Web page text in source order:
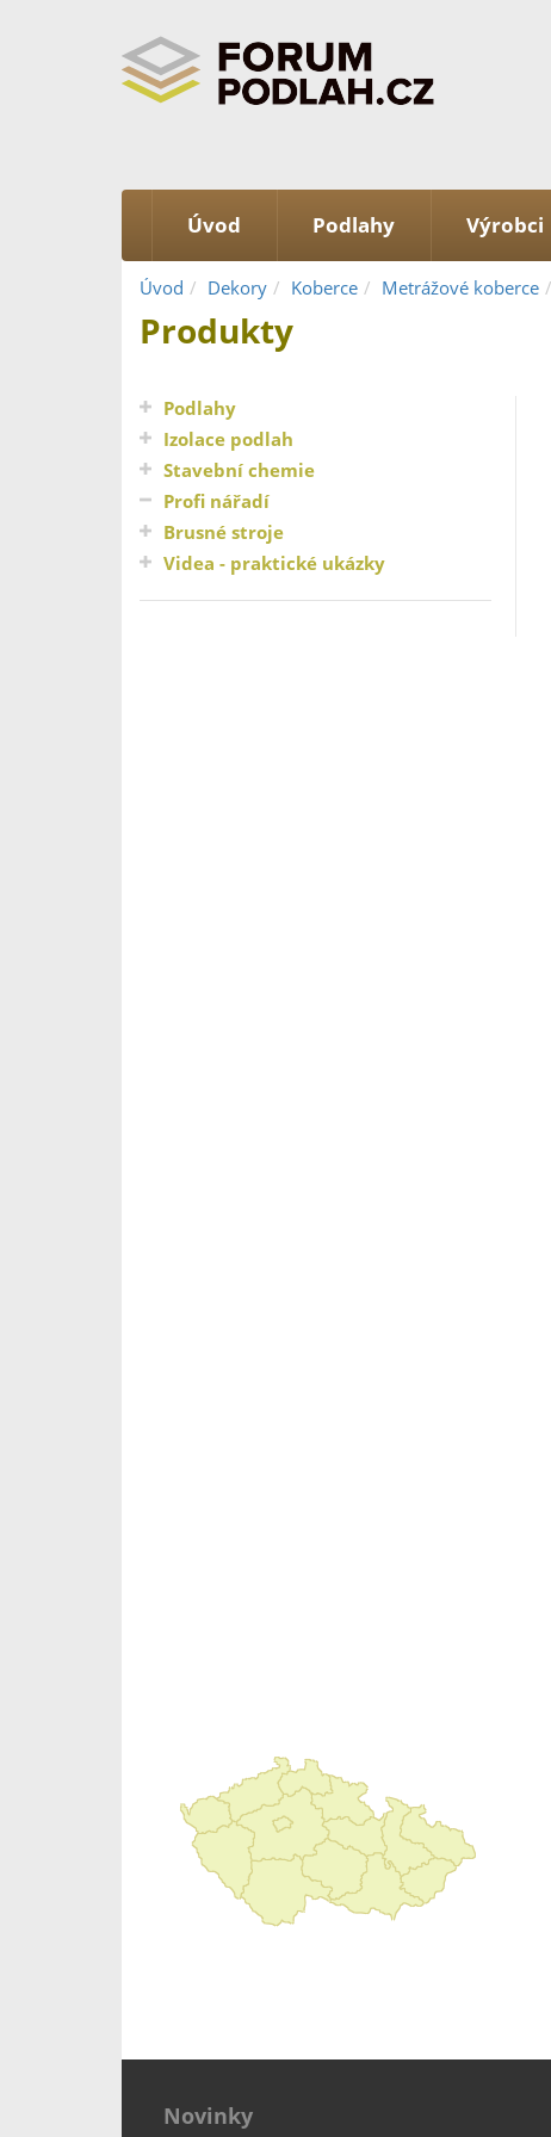
Úvod Podlahy Výrobci
Úvod Dekory Koberce Metrážové koberce
Produkty
Podlahy
Izolace podlah
Stavební chemie
Profi nářadí
Brusné stroje
Videa - praktické ukázky
Novinky